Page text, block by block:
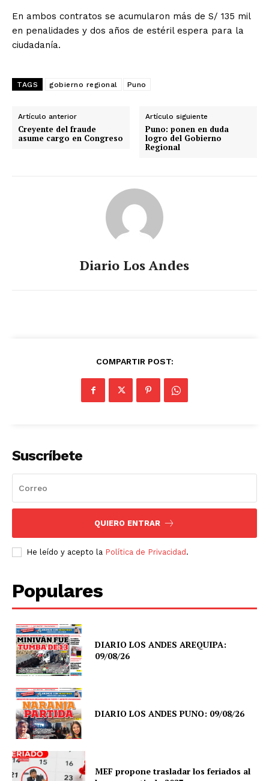
En ambos contratos se acumularon más de S/ 135 mil
en penalidades y dos años de estéril espera para la
ciudadanía.
TAGS gobierno regional Puno
Artículo anterior
Creyente del fraude
asume cargo en Congreso
Artículo siguiente
Puno: ponen en duda
logro del Gobierno
Regional
Diario Los Andes
COMPARTIR POST:
Suscríbete
QUIERO ENTRAR
He leído y acepto la Política de Privacidad .
Populares
DIARIO LOS ANDES AREQUIPA:
09/08/26
DIARIO LOS ANDES PUNO: 09/08/26
MEF propone trasladar los feriados al